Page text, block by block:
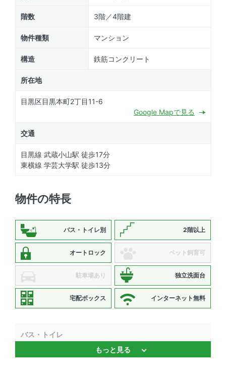
階数 3階／4階建
物件種類 マンション
構造 鉄筋コンクリート
所在地
目黒区目黒本町2丁目11-6
Google Mapで見る
交通
目黒線 武蔵小山駅 徒歩17分
東横線 学芸大学駅 徒歩13分
物件の特長
バス・トイレ別 2階以上
オートロック ペット飼育可
駐車場あり 独立洗面台
宅配ボックス インターネット無料
バス・トイレ
バストイレ別 、 浴室乾燥機 、 追焚機能 、 独立洗面台 、
もっと見る